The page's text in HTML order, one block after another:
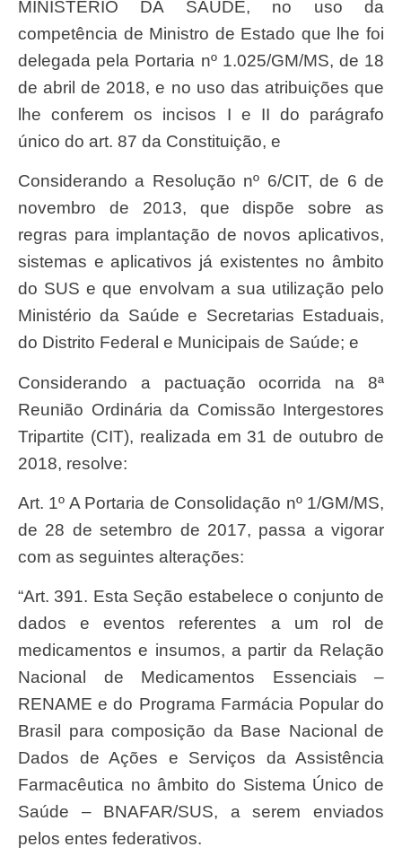
MINISTÉRIO DA SAÚDE, no uso da
competência de Ministro de Estado que lhe foi
delegada pela Portaria nº 1.025/GM/MS, de 18
de abril de 2018, e no uso das atribuições que
lhe conferem os incisos I e II do parágrafo
único do art. 87 da Constituição, e
Considerando a Resolução nº 6/CIT, de 6 de
novembro de 2013, que dispõe sobre as
regras para implantação de novos aplicativos,
sistemas e aplicativos já existentes no âmbito
do SUS e que envolvam a sua utilização pelo
Ministério da Saúde e Secretarias Estaduais,
do Distrito Federal e Municipais de Saúde; e
Considerando a pactuação ocorrida na 8ª
Reunião Ordinária da Comissão Intergestores
Tripartite (CIT), realizada em 31 de outubro de
2018, resolve:
Art. 1º A Portaria de Consolidação nº 1/GM/MS,
de 28 de setembro de 2017, passa a vigorar
com as seguintes alterações:
“Art. 391. Esta Seção estabelece o conjunto de
dados e eventos referentes a um rol de
medicamentos e insumos, a partir da Relação
Nacional de Medicamentos Essenciais –
RENAME e do Programa Farmácia Popular do
Brasil para composição da Base Nacional de
Dados de Ações e Serviços da Assistência
Farmacêutica no âmbito do Sistema Único de
Saúde – BNAFAR/SUS, a serem enviados
pelos entes federativos.